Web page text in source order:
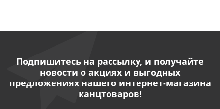
Подпишитесь на рассылку, и получайте
новости о акциях и выгодных
предложениях нашего интернет-магазина
канцтоваров!